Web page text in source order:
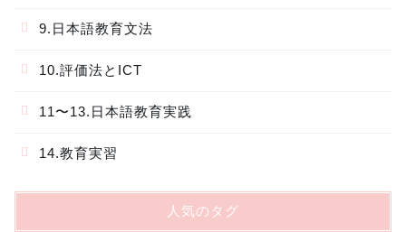
9.日本語教育文法
10.評価法とICT
11〜13.日本語教育実践
14.教育実習
人気のタグ